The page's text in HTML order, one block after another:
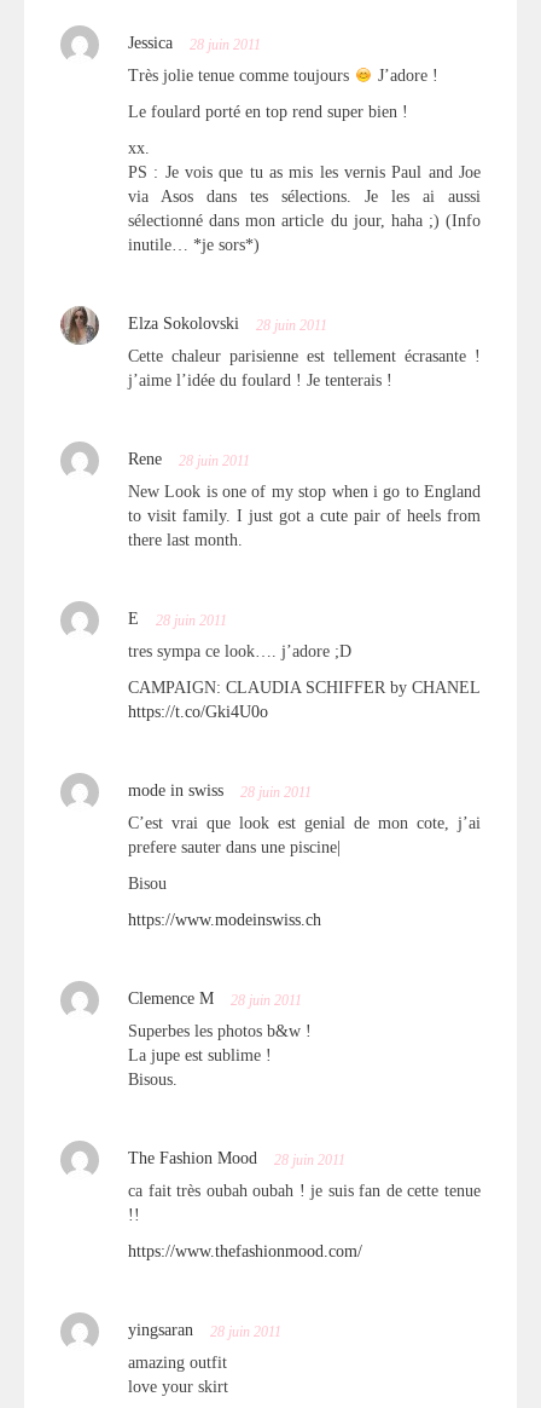
Jessica 28 juin 2011
Très jolie tenue comme toujours
J’adore !
Le foulard porté en top rend super bien !
xx.
PS : Je vois que tu as mis les vernis Paul and Joe
via Asos dans tes sélections. Je les ai aussi
sélectionné dans mon article du jour, haha ;) (Info
inutile… *je sors*)
Elza Sokolovski 28 juin 2011
Cette chaleur parisienne est tellement écrasante !
j’aime l’idée du foulard ! Je tenterais !
Rene 28 juin 2011
New Look is one of my stop when i go to England
to visit family. I just got a cute pair of heels from
there last month.
E 28 juin 2011
tres sympa ce look…. j’adore ;D
CAMPAIGN: CLAUDIA SCHIFFER by CHANEL
https://t.co/Gki4U0o
mode in swiss 28 juin 2011
C’est vrai que look est genial de mon cote, j’ai
prefere sauter dans une piscine|
Bisou
https://www.modeinswiss.ch
Clemence M 28 juin 2011
Superbes les photos b&w !
La jupe est sublime !
Bisous.
The Fashion Mood 28 juin 2011
ca fait très oubah oubah ! je suis fan de cette tenue
!!
https://www.thefashionmood.com/
yingsaran 28 juin 2011
amazing outfit
love your skirt